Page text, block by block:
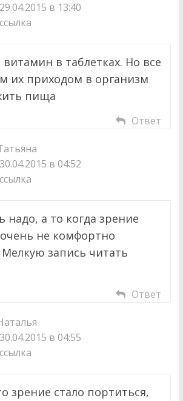
29.04.2015 в 13:40
ссылка
в таблетках. Но все
их приходом в организм
пища
Ответ
30.04.2015 в 04:52
ссылка
надо, а то когда зрение
не комфортно
Мелкую запись читать
Ответ
30.04.2015 в 04:55
ссылка
зрение стало портиться,